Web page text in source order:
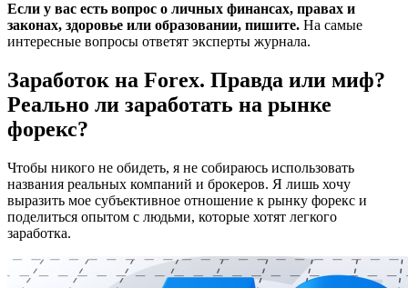
Если у вас есть вопрос о личных финансах, правах и
законах, здоровье или образовании, пишите. На самые
интересные вопросы ответят эксперты журнала.
Заработок на Forex. Правда или миф?
Реально ли заработать на рынке
форекс?
Чтобы никого не обидеть, я не собираюсь использовать
названия реальных компаний и брокеров. Я лишь хочу
выразить мое субъективное отношение к рынку форекс и
поделиться опытом с людьми, которые хотят легкого
заработка.